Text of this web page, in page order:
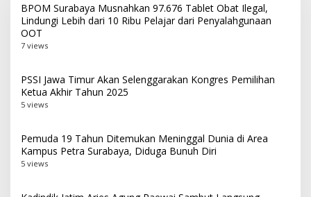
BPOM Surabaya Musnahkan 97.676 Tablet Obat Ilegal,
Lindungi Lebih dari 10 Ribu Pelajar dari Penyalahgunaan
OOT
7 views
PSSI Jawa Timur Akan Selenggarakan Kongres Pemilihan
Ketua Akhir Tahun 2025
5 views
Pemuda 19 Tahun Ditemukan Meninggal Dunia di Area
Kampus Petra Surabaya, Diduga Bunuh Diri
5 views